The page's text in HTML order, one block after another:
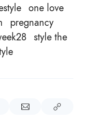
one love
pregnancy
style the